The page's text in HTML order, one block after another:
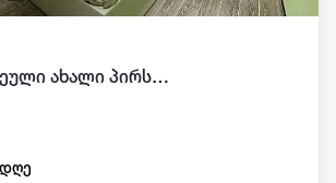
ახალი თეთრეული ახალი პირსახოცები